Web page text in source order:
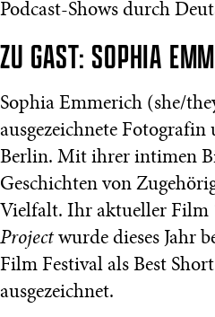
Podcast-Shows durch
ZU GAST: SOPHIA
Sophia Emmerich (she/
ausgezeichnete
Berlin. Mit ihrer intimen
Geschichten von
Vielfalt. Ihr aktueller Film
Projectwurde dieses Jahr
Film Festival als Best
ausgezeichnet.